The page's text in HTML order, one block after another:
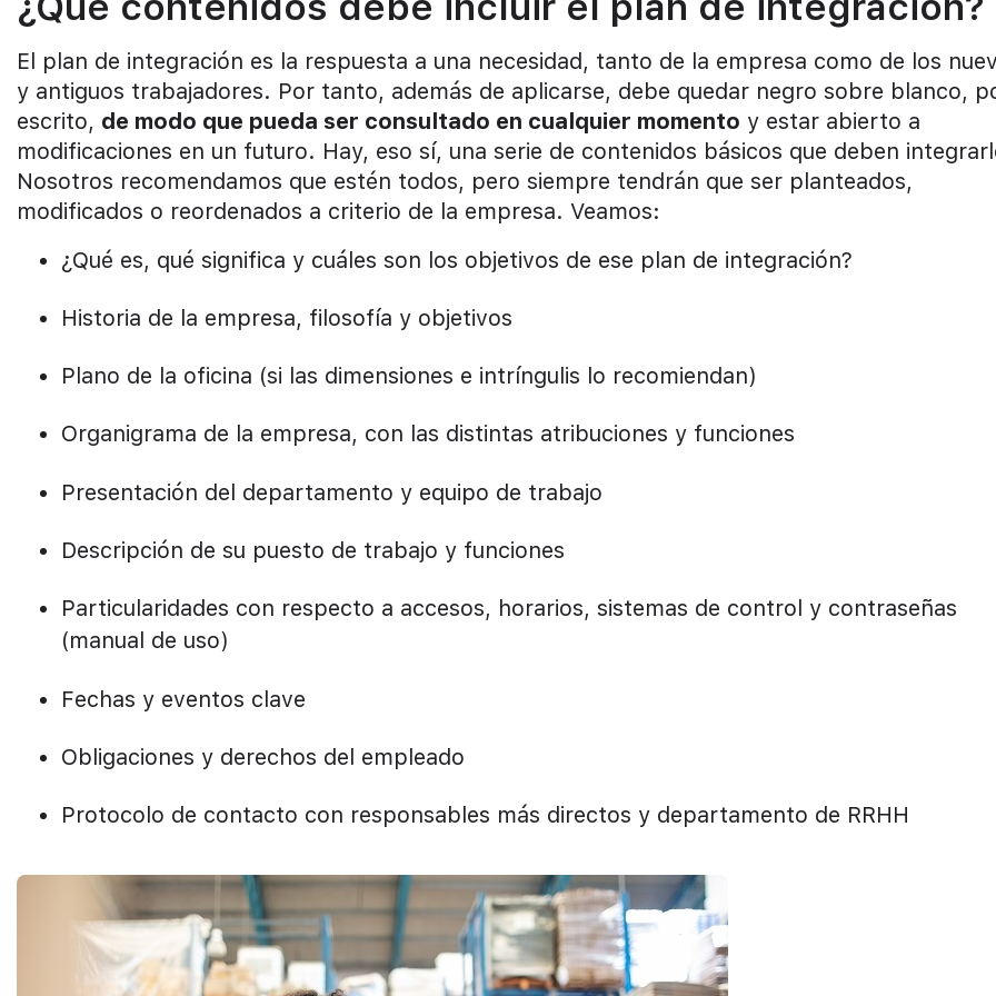
El plan de integración es la respuesta a una necesidad, tanto de la empresa como de los
y antiguos trabajadores. Por tanto, además de aplicarse, debe quedar negro sobre blanco,
escrito, de modo que pueda ser consultado en cualquier momento y estar abierto a
modificaciones en un futuro. Hay, eso sí, una serie de contenidos básicos que deben
Nosotros recomendamos que estén todos, pero siempre tendrán que ser planteados,
modificados o reordenados a criterio de la empresa. Veamos:
¿Qué es, qué significa y cuáles son los objetivos de ese plan de integración?
Historia de la empresa, filosofía y objetivos
Plano de la oficina (si las dimensiones e intríngulis lo recomiendan)
Organigrama de la empresa, con las distintas atribuciones y funciones
Presentación del departamento y equipo de trabajo
Descripción de su puesto de trabajo y funciones
Particularidades con respecto a accesos, horarios, sistemas de control y contraseñas
(manual de uso)
Fechas y eventos clave
Obligaciones y derechos del empleado
Protocolo de contacto con responsables más directos y departamento de RRHH